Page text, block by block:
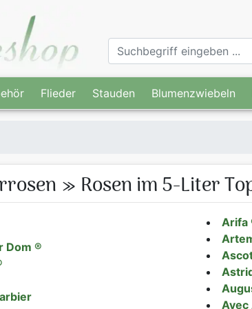
Flieder Stauden Blumenzwiebeln
» Rosen im 5-Liter
Dom ®
Arifa
Avec